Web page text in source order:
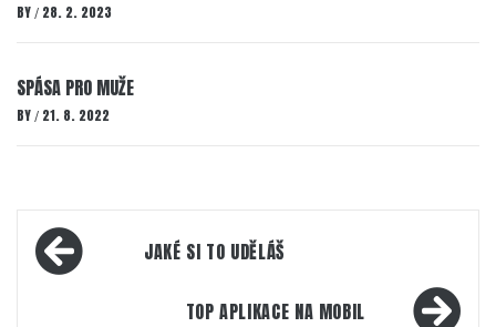
BY / 28. 2. 2023
SPÁSA PRO MUŽE
BY / 21. 8. 2022
Navigace
pro JAKÉ SI TO UDĚLÁŠ
TOP APLIKACE NA MOBIL